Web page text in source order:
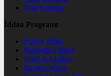
Tüm Oranlar
İddaa Programı
Futbol İddaa
Basketbol İddaa
Voleybol İddaa
Bilardo İddaa